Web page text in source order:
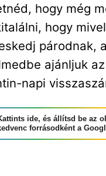
hogy még
hogy mivel
párodnak,
ajánljuk
napi
ide, és állítsd be az
forrásodként a